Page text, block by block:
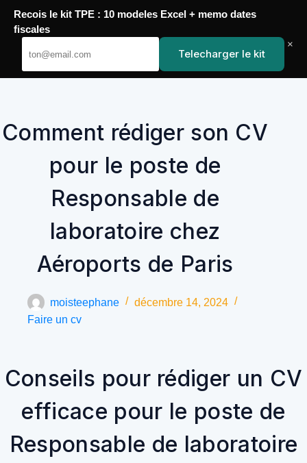
contenu
YoupiJobs
Comment rédiger son CV
pour le poste de
Responsable de
laboratoire chez
Aéroports de Paris
moisteephane
décembre 14, 2024
Faire un cv
Conseils pour rédiger un CV
efficace pour le poste de
Responsable de laboratoire
Recois le kit TPE : 10 modeles Excel + memo dates
fiscales
Telecharger le kit
×